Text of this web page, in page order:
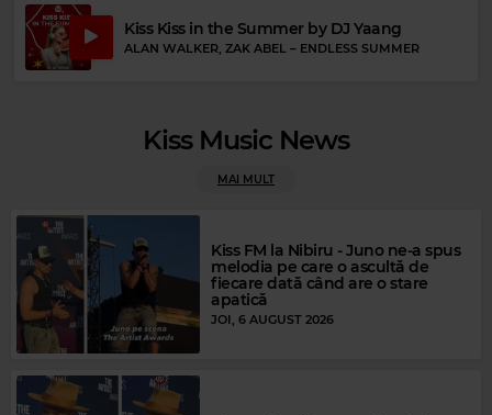
TOM PETTY AND THE HEARTBREAKERS–INTO THE GREAT WIDE OPEN
Kiss Kiss in the Summer by DJ Yaang
ALAN WALKER, ZAK ABEL – ENDLESS SUMMER
Kiss Music News
MAI MULT
Kiss FM la Nibiru - Juno ne-a spus
melodia pe care o ascultă de
fiecare dată când are o stare
apatică
JOI, 6 AUGUST 2026